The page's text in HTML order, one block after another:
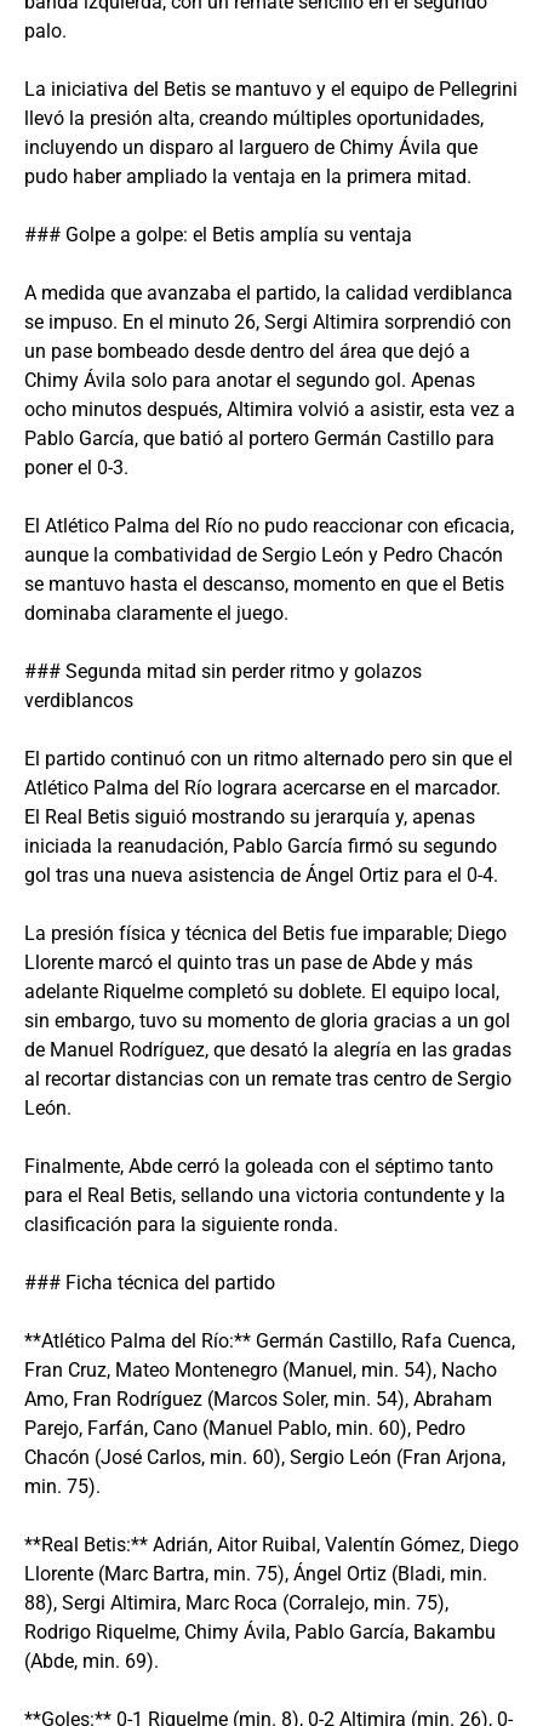
palo.
La iniciativa del Betis se mantuvo y el equipo de Pellegrini
llevó la presión alta, creando múltiples oportunidades,
incluyendo un disparo al larguero de Chimy Ávila que
pudo haber ampliado la ventaja en la primera mitad.
### Golpe a golpe: el Betis amplía su ventaja
A medida que avanzaba el partido, la calidad verdiblanca
se impuso. En el minuto 26, Sergi Altimira sorprendió con
un pase bombeado desde dentro del área que dejó a
Chimy Ávila solo para anotar el segundo gol. Apenas
ocho minutos después, Altimira volvió a asistir, esta vez a
Pablo García, que batió al portero Germán Castillo para
poner el 0-3.
El Atlético Palma del Río no pudo reaccionar con eficacia,
aunque la combatividad de Sergio León y Pedro Chacón
se mantuvo hasta el descanso, momento en que el Betis
dominaba claramente el juego.
### Segunda mitad sin perder ritmo y golazos
verdiblancos
El partido continuó con un ritmo alternado pero sin que el
Atlético Palma del Río lograra acercarse en el marcador.
El Real Betis siguió mostrando su jerarquía y, apenas
iniciada la reanudación, Pablo García firmó su segundo
gol tras una nueva asistencia de Ángel Ortiz para el 0-4.
La presión física y técnica del Betis fue imparable; Diego
Llorente marcó el quinto tras un pase de Abde y más
adelante Riquelme completó su doblete. El equipo local,
sin embargo, tuvo su momento de gloria gracias a un gol
de Manuel Rodríguez, que desató la alegría en las gradas
al recortar distancias con un remate tras centro de Sergio
León.
Finalmente, Abde cerró la goleada con el séptimo tanto
para el Real Betis, sellando una victoria contundente y la
clasificación para la siguiente ronda.
### Ficha técnica del partido
**Atlético Palma del Río:** Germán Castillo, Rafa Cuenca,
Fran Cruz, Mateo Montenegro (Manuel, min. 54), Nacho
Amo, Fran Rodríguez (Marcos Soler, min. 54), Abraham
Parejo, Farfán, Cano (Manuel Pablo, min. 60), Pedro
Chacón (José Carlos, min. 60), Sergio León (Fran Arjona,
min. 75).
**Real Betis:** Adrián, Aitor Ruibal, Valentín Gómez, Diego
Llorente (Marc Bartra, min. 75), Ángel Ortiz (Bladi, min.
88), Sergi Altimira, Marc Roca (Corralejo, min. 75),
Rodrigo Riquelme, Chimy Ávila, Pablo García, Bakambu
(Abde, min. 69).
**Goles:** 0-1 Riquelme (min. 8), 0-2 Altimira (min. 26), 0-